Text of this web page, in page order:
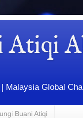
Atiqi
Malaysia Global
Buani Atiqi